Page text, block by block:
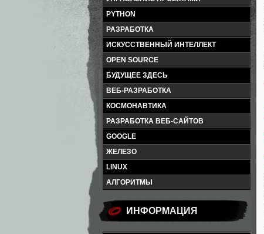
PYTHON
РАЗРАБОТКА
ИСКУССТВЕННЫЙ ИНТЕЛЛЕКТ
OPEN SOURCE
БУДУЩЕЕ ЗДЕСЬ
ВЕБ-РАЗРАБОТКА
КОСМОНАВТИКА
РАЗРАБОТКА ВЕБ-САЙТОВ
GOOGLE
ЖЕЛЕЗО
LINUX
АЛГОРИТМЫ
ИНФОРМАЦИЯ